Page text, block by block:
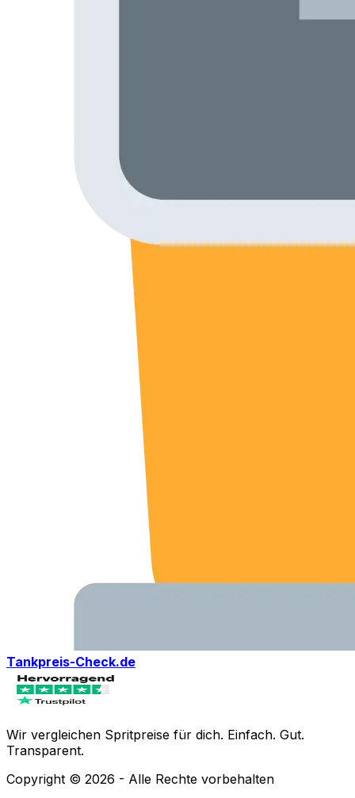
Tankpreis-Check.de
Wir vergleichen Spritpreise für dich. Einfach. Gut.
Transparent.
Copyright © 2026 - Alle Rechte vorbehalten